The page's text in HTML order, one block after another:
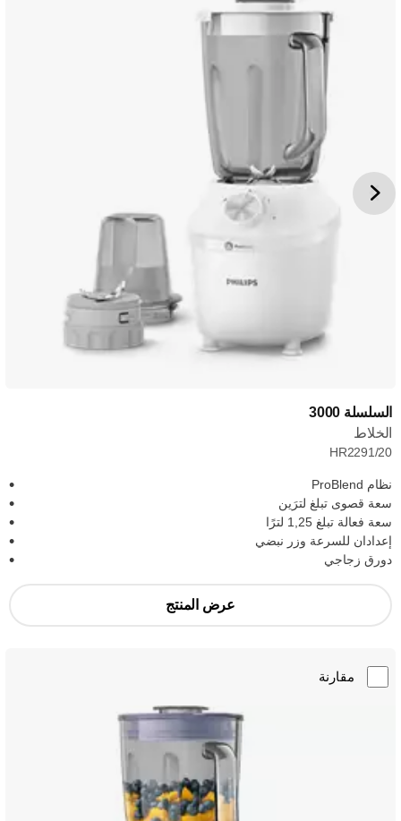
السلسلة 3000
الخلاط
HR2291/20
نظام ProBlend
سعة قصوى تبلغ لترَين
سعة فعالة تبلغ 1,25 لترًا
إعدادان للسرعة وزر نبضي
دورق زجاجي
عرض المنتج
مقارنة